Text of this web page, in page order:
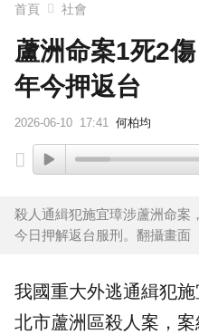
首頁 社會
蘆洲命案1死2
年今押返台
2026-06-10 17:41 何柏均
殺人通緝犯施宜璋涉蘆洲命案
今日押解返台服刑。翻攝畫面
我國重大外逃通緝犯施
北市蘆洲區殺人案，